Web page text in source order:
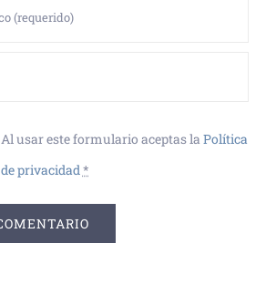
Al usar este formulario aceptas la Política
de privacidad *